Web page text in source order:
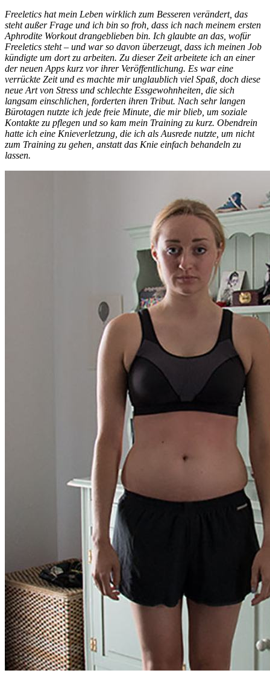
Freeletics hat mein Leben wirklich zum Besseren verändert, das
steht außer Frage und ich bin so froh, dass ich nach meinem ersten
Aphrodite Workout drangeblieben bin. Ich glaubte an das, wofür
Freeletics steht – und war so davon überzeugt, dass ich meinen Job
kündigte um dort zu arbeiten. Zu dieser Zeit arbeitete ich an einer
der neuen Apps kurz vor ihrer Veröffentlichung. Es war eine
verrückte Zeit und es machte mir unglaublich viel Spaß, doch diese
neue Art von Stress und schlechte Essgewohnheiten, die sich
langsam einschlichen, forderten ihren Tribut. Nach sehr langen
Bürotagen nutzte ich jede freie Minute, die mir blieb, um soziale
Kontakte zu pflegen und so kam mein Training zu kurz. Obendrein
hatte ich eine Knieverletzung, die ich als Ausrede nutzte, um nicht
zum Training zu gehen, anstatt das Knie einfach behandeln zu
lassen.